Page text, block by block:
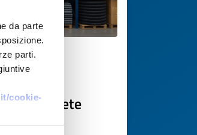
da parte
parti.
cookie-per rete